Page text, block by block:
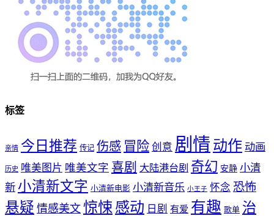
标签
亲情 今日推荐 传记 伤感 冒险 创意 剧情 动作 动画
历史 唯美图片 唯美文字 喜剧 大陆港台剧 奇幻 安静 小清
新 小清新文字 小清新电影 小清新音乐 小王子 怀念 恐怖
悬疑 情感美文 惊悚 感动 日剧 有爱 有趣 歌单 治